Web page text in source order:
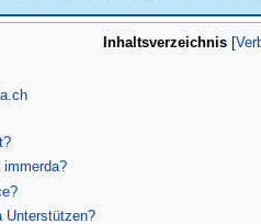
Inhaltsverzeichnis
Unterstützen?